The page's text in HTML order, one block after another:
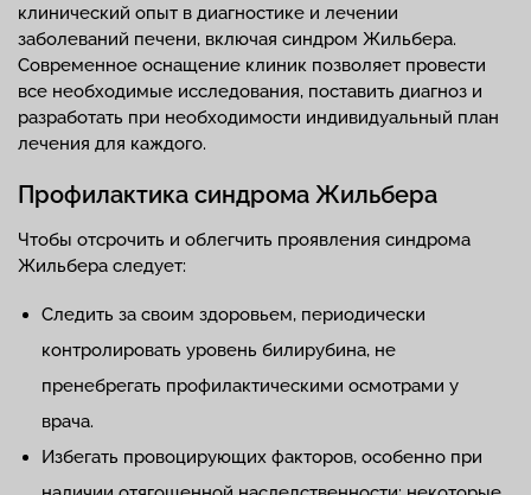
клинический опыт в диагностике и лечении
заболеваний печени, включая синдром Жильбера.
Современное оснащение клиник позволяет провести
все необходимые исследования, поставить диагноз и
разработать при необходимости индивидуальный план
лечения для каждого.
Профилактика синдрома Жильбера
Чтобы отсрочить и облегчить проявления синдрома
Жильбера следует:
Следить за своим здоровьем, периодически
контролировать уровень билирубина, не
пренебрегать профилактическими осмотрами у
врача.
Избегать провоцирующих факторов, особенно при